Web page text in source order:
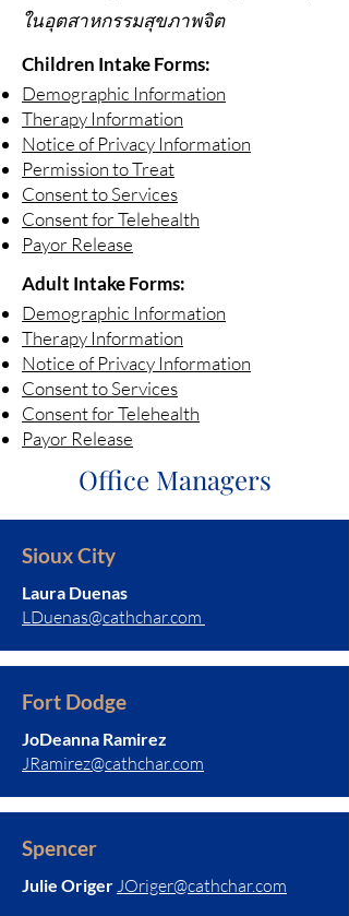
ในอุตสาหกรรมสุขภาพจิต
Children Intake Forms:
Demographic Information
Therapy Information
Notice of Privacy Information
Permission to Treat
Consent to Services
Consent for Telehealth
Payor Release
Adult Intake Forms:
Demographic Information
Therapy Information
Notice of Privacy Information
Consent to Services
Consent for Telehealth
Payor Release
Office Managers
Sioux City
Laura Duenas
LDuenas@cathchar.com
Fort Dodge
JoDeanna Ramirez
JRamirez@cathchar.com
Spencer
Julie OrigerJOriger@cathchar.com